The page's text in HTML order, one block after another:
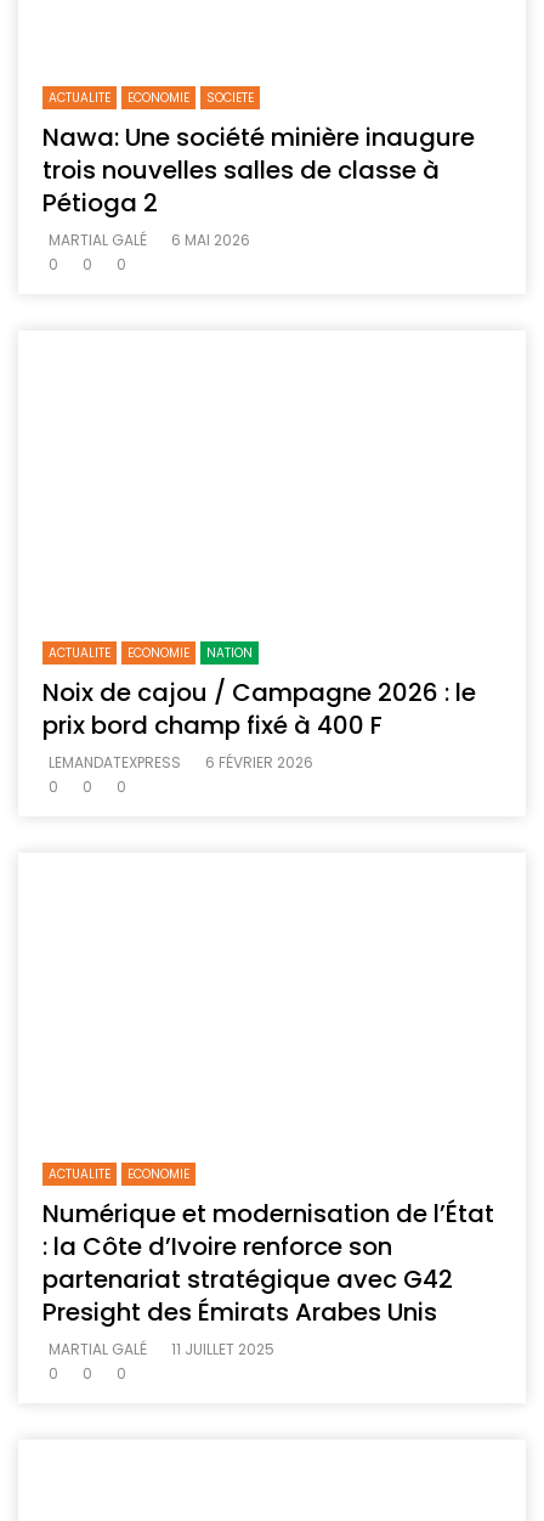
ACTUALITE ECONOMIE SOCIETE
Nawa: Une société minière inaugure
trois nouvelles salles de classe à
Pétioga 2
MARTIAL GALÉ
6 MAI 2026
0
0 0
ACTUALITE ECONOMIE NATION
Noix de cajou / Campagne 2026 : le
prix bord champ fixé à 400 F
LEMANDATEXPRESS
6 FÉVRIER 2026
0
0 0
ACTUALITE ECONOMIE
Numérique et modernisation de l’État
: la Côte d’Ivoire renforce son
partenariat stratégique avec G42
Presight des Émirats Arabes Unis
MARTIAL GALÉ
11 JUILLET 2025
0
0 0